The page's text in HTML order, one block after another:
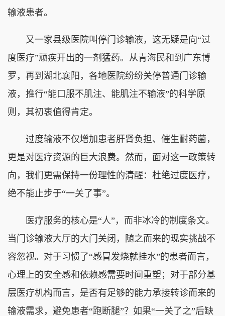
输液患者。
又一家县级医院叫停门诊输液，这无疑是向“过
度医疗”顽疾开出的一剂猛药。从青海民和到广东博
罗，再到湖北襄阳，各地医院纷纷关停普通门诊输
液，推行“能口服不肌注、能肌注不输液”的科学原
则，其初衷值得肯定。
过度输液不仅增加患者肝肾负担、催生耐药菌，
更是对医疗资源的巨大浪费。然而，面对这一政策转
向，我们更需保持一份理性的清醒：杜绝过度医疗，
绝不能止步于“一关了事”。
医疗服务的核心是“人”，而非冰冷的制度条文。
当门诊输液大厅的大门关闭，随之而来的现实挑战不
容忽视。对于习惯了“感冒发烧就挂水”的患者而言，
心理上的安全感和依赖感需要时间重塑；对于部分基
层医疗机构而言，是否有足够的能力承接转诊而来的
输液需求，避免患者“跑断腿”？如果“一关了之”后缺